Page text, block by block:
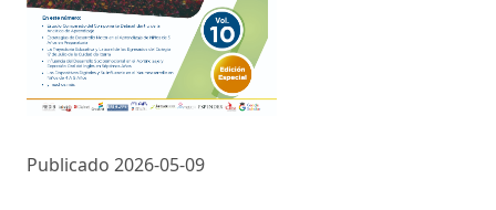
Publicado 2026-05-09